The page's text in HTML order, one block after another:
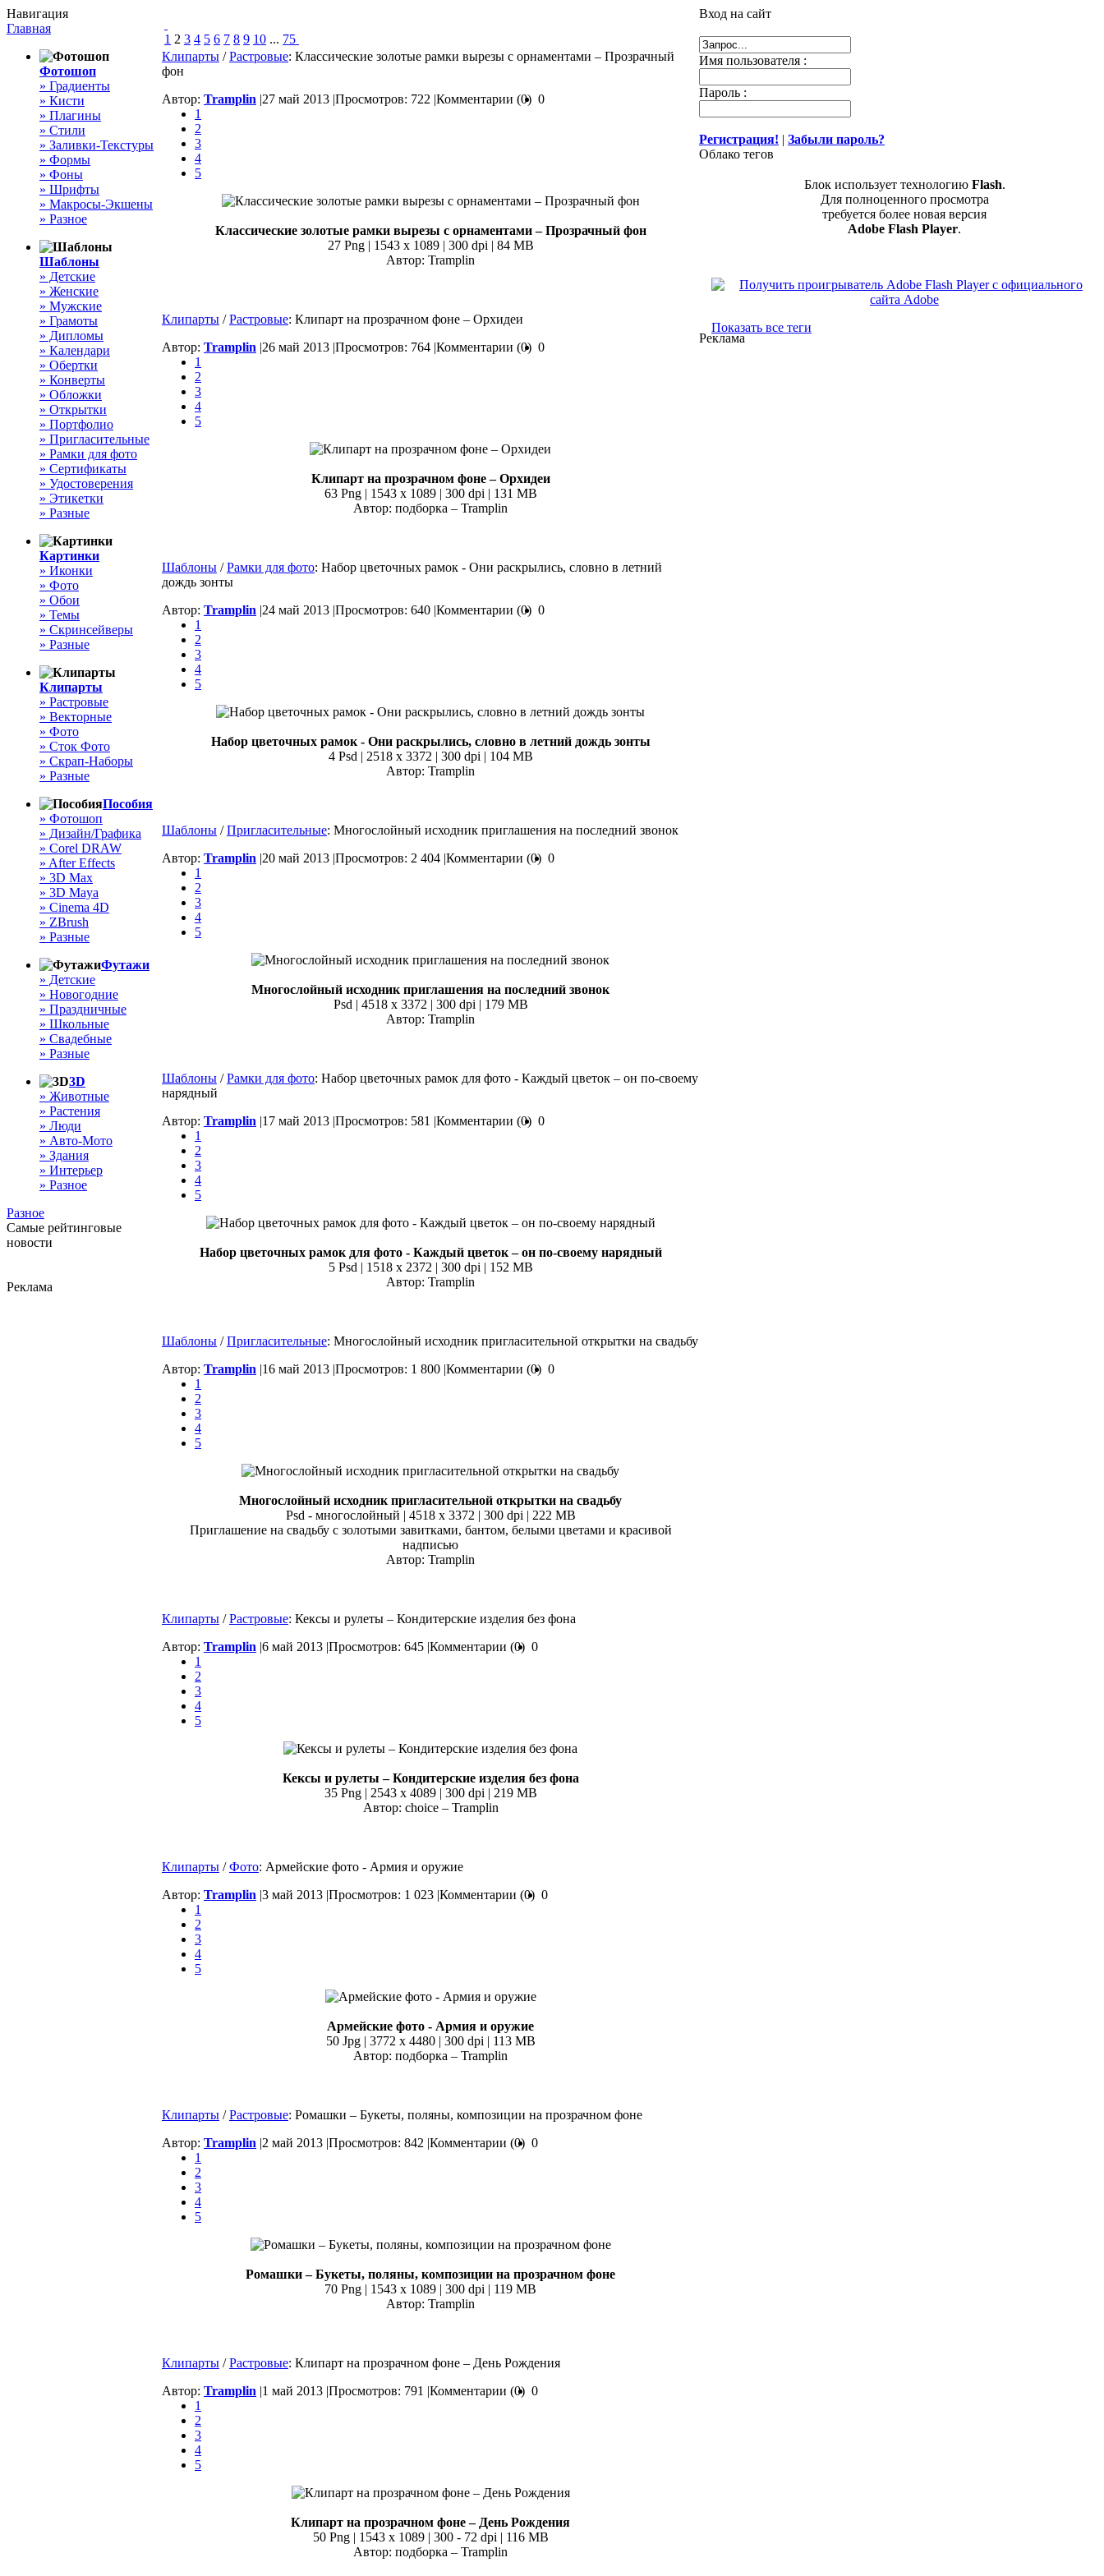
Навигация
Главная
Фотошоп
» Градиенты
» Кисти
» Плагины
» Стили
» Заливки-Текстуры
» Формы
» Фоны
» Шрифты
» Макросы-Экшены
» Разное
Шаблоны
» Детские
» Женские
» Мужские
» Грамоты
» Дипломы
» Календари
» Обертки
» Конверты
» Обложки
» Открытки
» Портфолио
» Пригласительные
» Рамки для фото
» Сертификаты
» Удостоверения
» Этикетки
» Разные
Картинки
» Иконки
» Фото
» Обои
» Темы
» Скринсейверы
» Разные
Клипарты
» Растровые
» Векторные
» Фото
» Сток Фото
» Скрап-Наборы
» Разные
Пособия
» Фотошоп
» Дизайн/Графика
» Corel DRAW
» After Effects
» 3D Max
» 3D Maya
» Cinema 4D
» ZBrush
» Разные
Футажи
» Детские
» Новогодние
» Праздничные
» Школьные
» Свадебные
» Разные
3D
» Животные
» Растения
» Люди
» Авто-Мото
» Здания
» Интерьер
» Разное
Разное
Самые рейтинговые
новости
Реклама
1 2 3 4 5 6 7 8 9 10 ... 75
Клипарты /Растровые: Классические золотые рамки вырезы с орнаментами – Прозрачный
фон
Автор: Tramplin |27 май 2013 |Просмотров: 722 |Комментарии (0) 0
1
2
3
4
5
Классические золотые рамки вырезы с орнаментами – Прозрачный фон
27 Png | 1543 x 1089 | 300 dpi | 84 MB
Автор: Tramplin
Клипарты /Растровые: Клипарт на прозрачном фоне – Орхидеи
Автор: Tramplin |26 май 2013 |Просмотров: 764 |Комментарии (0) 0
1
2
3
4
5
Клипарт на прозрачном фоне – Орхидеи
63 Png | 1543 x 1089 | 300 dpi | 131 MB
Автор: подборка – Tramplin
Шаблоны /Рамки для фото: Набор цветочных рамок - Они раскрылись, словно в летний
дождь зонты
Автор: Tramplin |24 май 2013 |Просмотров: 640 |Комментарии (0) 0
1
2
3
4
5
Набор цветочных рамок - Они раскрылись, словно в летний дождь зонты
4 Psd | 2518 x 3372 | 300 dpi | 104 MB
Автор: Tramplin
Шаблоны /Пригласительные: Многослойный исходник приглашения на последний звонок
Автор: Tramplin |20 май 2013 |Просмотров: 2 404 |Комментарии (0) 0
1
2
3
4
5
Многослойный исходник приглашения на последний звонок
Psd | 4518 x 3372 | 300 dpi | 179 MB
Автор: Tramplin
Шаблоны /Рамки для фото: Набор цветочных рамок для фото - Каждый цветок – он по-своему
нарядный
Автор: Tramplin |17 май 2013 |Просмотров: 581 |Комментарии (0) 0
1
2
3
4
5
Набор цветочных рамок для фото - Каждый цветок – он по-своему нарядный
5 Psd | 1518 x 2372 | 300 dpi | 152 MB
Автор: Tramplin
Шаблоны /Пригласительные: Многослойный исходник пригласительной открытки на свадьбу
Автор: Tramplin |16 май 2013 |Просмотров: 1 800 |Комментарии (0) 0
1
2
3
4
5
Многослойный исходник пригласительной открытки на свадьбу
Psd - многослойный | 4518 x 3372 | 300 dpi | 222 MB
Приглашение на свадьбу с золотыми завитками, бантом, белыми цветами и красивой
надписью
Автор: Tramplin
Клипарты /Растровые: Кексы и рулеты – Кондитерские изделия без фона
Автор: Tramplin |6 май 2013 |Просмотров: 645 |Комментарии (0) 0
1
2
3
4
5
Кексы и рулеты – Кондитерские изделия без фона
35 Png | 2543 x 4089 | 300 dpi | 219 MB
Автор: choice – Tramplin
Клипарты /Фото: Армейские фото - Армия и оружие
Автор: Tramplin |3 май 2013 |Просмотров: 1 023 |Комментарии (0) 0
1
2
3
4
5
Армейские фото - Армия и оружие
50 Jpg | 3772 x 4480 | 300 dpi | 113 MB
Автор: подборка – Tramplin
Клипарты /Растровые: Ромашки – Букеты, поляны, композиции на прозрачном фоне
Автор: Tramplin |2 май 2013 |Просмотров: 842 |Комментарии (0) 0
1
2
3
4
5
Ромашки – Букеты, поляны, композиции на прозрачном фоне
70 Png | 1543 x 1089 | 300 dpi | 119 MB
Автор: Tramplin
Клипарты /Растровые: Клипарт на прозрачном фоне – День Рождения
Автор: Tramplin |1 май 2013 |Просмотров: 791 |Комментарии (0) 0
1
2
3
4
5
Клипарт на прозрачном фоне – День Рождения
50 Png | 1543 x 1089 | 300 - 72 dpi | 116 MB
Автор: подборка – Tramplin
Вход на сайт
Имя пользователя :
Пароль :
Регистрация! | Забыли пароль?
Облако тегов
Блок использует технологию Flash.
Для полноценного просмотра
требуется более новая версия
Adobe Flash Player.
Показать все теги
Реклама